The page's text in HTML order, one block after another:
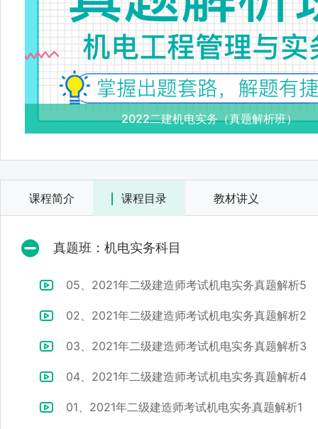
2022二建机电实务（真题解析班）
课程简介 课程目录 教材讲义
真题班：机电实务科目
05、2021年二级建造师考试机电实务真题解析5
02、2021年二级建造师考试机电实务真题解析2
03、2021年二级建造师考试机电实务真题解析3
04、2021年二级建造师考试机电实务真题解析4
01、2021年二级建造师考试机电实务真题解析1